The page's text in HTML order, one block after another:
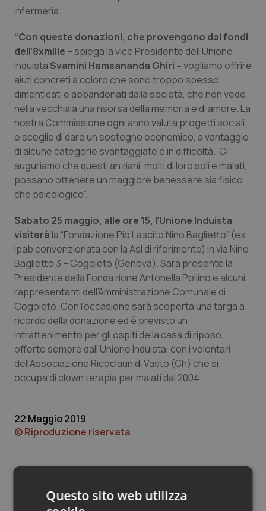
Provincia Autonoma di Trento
Puglia
Sardegna
Sicilia
Toscana
Umbria
Valle D’Aosta
Veneto
Ipertensione & Scompenso
Malattie rare
Malattia di Crohn & Rettocolite Ulcerosa
Neuroscienze & patologie neurodegenerative
Obesità
Oftalmologia
Oncodermatologia
Oncoematologia
Oncologia & Nutrizione
Psoriasi & pelle
Quotidiano Cardiologia
Quotidiano Oncologia
Quotidiano Pediatria
Rene & patologie urogenitali
infermeria.
“Con queste donazioni, che provengono dai fondi
dell’8xmille – spiega la vice Presidente dell’Unione
Induista Svamini Hamsananda Ghiri –vogliamo offrire
aiuti concreti a coloro che sono troppo spesso
dimenticati e abbandonati dalla società, che non vede
nella vecchiaia una risorsa della memoria e di amore. La
nostra Commissione ogni anno valuta progetti sociali
e sceglie di dare un sostegno economico, a vantaggio
di alcune categorie svantaggiate e in difficoltà. Ci
auguriamo che questi anziani, molti di loro soli e malati,
possano ottenere un maggiore benessere sia fisico
che psicologico”.
Sabato 25 maggio, alle ore 15, l’Unione Induista
visiterà la “Fondazione Pio Lascito Nino Baglietto” (ex
Ipab convenzionata con la Asl di riferimento) in via Nino
Baglietto 3 – Cogoleto (Genova). Sarà presente la
Presidente della Fondazione Antonella Pollino e alcuni
rappresentanti dell’Amministrazione Comunale di
Cogoleto. Con l’occasione sarà scoperta una targa a
ricordo della donazione ed è previsto un
intrattenimento per gli ospiti della casa di riposo,
offerto sempre dall’Unione Induista, con i volontari
dell’Associazione Ricoclaun di Vasto (Ch) che si
occupa di clown terapia per malati dal 2004.
22 Maggio 2019
© Riproduzione riservata
Questo sito web utilizza